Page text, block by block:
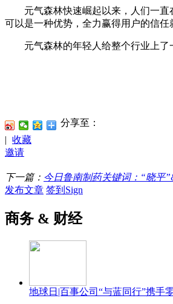
元气森林快速崛起以来，人们一直在
可以是一种优势，全力赢得用户的信
元气森林的年轻人给整个行业上了
分享至：
| 收藏
邀请
下一篇： 今日鲁南制药关键词：“晓平
发布文章 签到Sign
商务 & 财经
地球日|百事公司“与蓝同行”携手